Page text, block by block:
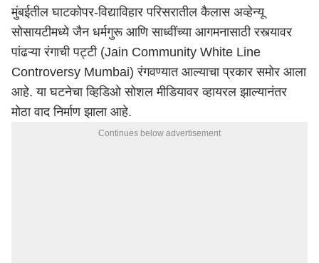
मुंबईतील घाटकोपर-विद्याविहार परिसरातील कैलास अव्हेन्यू
सोसायटीमध्ये जैन धर्मगुरू आणि साध्वींच्या आगमनासाठी रस्त्यावर
पांढऱ्या रंगाची पट्टी (Jain Community White Line
Controversy Mumbai) रंगवण्यात आल्याचा प्रकार समोर आला
आहे. या घटनेचा व्हिडिओ सोशल मीडियावर व्हायरल झाल्यानंतर
मोठा वाद निर्माण झाला आहे.
Continues below advertisement